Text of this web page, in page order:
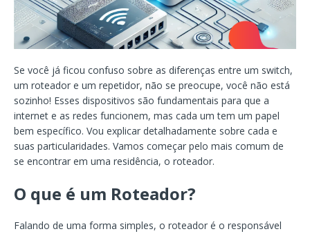
Se você já ficou confuso sobre as diferenças entre um switch,
um roteador e um repetidor, não se preocupe, você não está
sozinho! Esses dispositivos são fundamentais para que a
internet e as redes funcionem, mas cada um tem um papel
bem específico. Vou explicar detalhadamente sobre cada e
suas particularidades. Vamos começar pelo mais comum de
se encontrar em uma residência, o roteador.
O que é um Roteador?
Falando de uma forma simples, o roteador é o responsável